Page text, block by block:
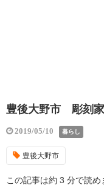
豊後大野市 彫刻家
2019/05/10 暮らし
豊後大野市
この記事は約 3 分で読め